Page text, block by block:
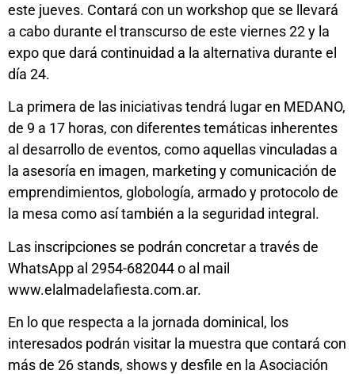
este jueves. Contará con un workshop que se llevará
a cabo durante el transcurso de este viernes 22 y la
expo que dará continuidad a la alternativa durante el
día 24.
La primera de las iniciativas tendrá lugar en MEDANO,
de 9 a 17 horas, con diferentes temáticas inherentes
al desarrollo de eventos, como aquellas vinculadas a
la asesoría en imagen, marketing y comunicación de
emprendimientos, globología, armado y protocolo de
la mesa como así también a la seguridad integral.
Las inscripciones se podrán concretar a través de
WhatsApp al 2954-682044 o al mail
www.elalmadelafiesta.com.ar.
En lo que respecta a la jornada dominical, los
interesados podrán visitar la muestra que contará con
más de 26 stands, shows y desfile en la Asociación